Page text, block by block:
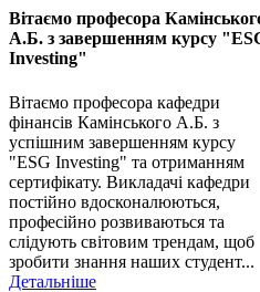
Вітаємо професора
А.Б. з завершенням курсу
Investing"
Вітаємо професора кафедри
фінансів Камінського А.Б. з
успішним завершенням курсу
"ESG Investing" та отриманням
сертифікату. Викладачі кафедри
постійно вдосконалюються,
професійно розвиваються та
слідують світовим трендам, щоб
зробити знання наших студент...
Детальніше